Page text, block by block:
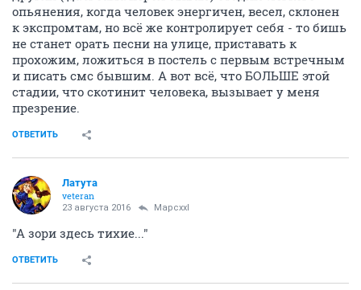
опьянения, когда человек энергичен, весел, склонен
к экспромтам, но всё же контролирует себя - то бишь
не станет орать песни на улице, приставать к
прохожим, ложиться в постель с первым встречным
и писать смс бывшим. А вот всё, что БОЛЬШЕ этой
стадии, что скотинит человека, вызывает у меня
презрение.
ОТВЕТИТЬ
Латута
veteran
23 августа 2016 Mapcxxl
"А зори здесь тихие..."
ОТВЕТИТЬ